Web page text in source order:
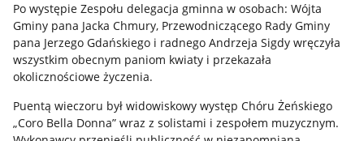
Po występie Zespołu delegacja gminna w osobach: Wójta
Gminy pana Jacka Chmury, Przewodniczącego Rady Gminy
pana Jerzego Gdańskiego i radnego Andrzeja Sigdy wręczyła
wszystkim obecnym paniom kwiaty i przekazała
okolicznościowe życzenia.
Puentą wieczoru był widowiskowy występ Chóru Żeńskiego
„Coro Bella Donna” wraz z solistami i zespołem muzycznym.